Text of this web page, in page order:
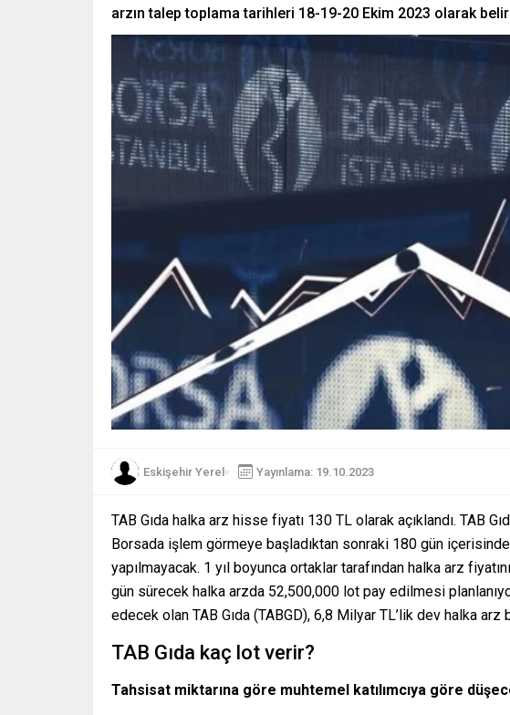
arzın talep toplama tarihleri 18-19-20 Ekim 2023 olarak
Eskişehir Yerel Yayınlama: 19.10.2023
TAB Gıda halka arz hisse fiyatı 130 TL olarak açıklandı. TAB
Borsada işlem görmeye başladıktan sonraki 180 gün
yapılmayacak. 1 yıl boyunca ortaklar tarafından halka arz
gün sürecek halka arzda 52,500,000 lot pay edilmesi
edecek olan TAB Gıda (TABGD), 6,8 Milyar TL’lik dev halka
TAB Gıda kaç lot verir?
Tahsisat miktarına göre muhtemel katılımcıya göre